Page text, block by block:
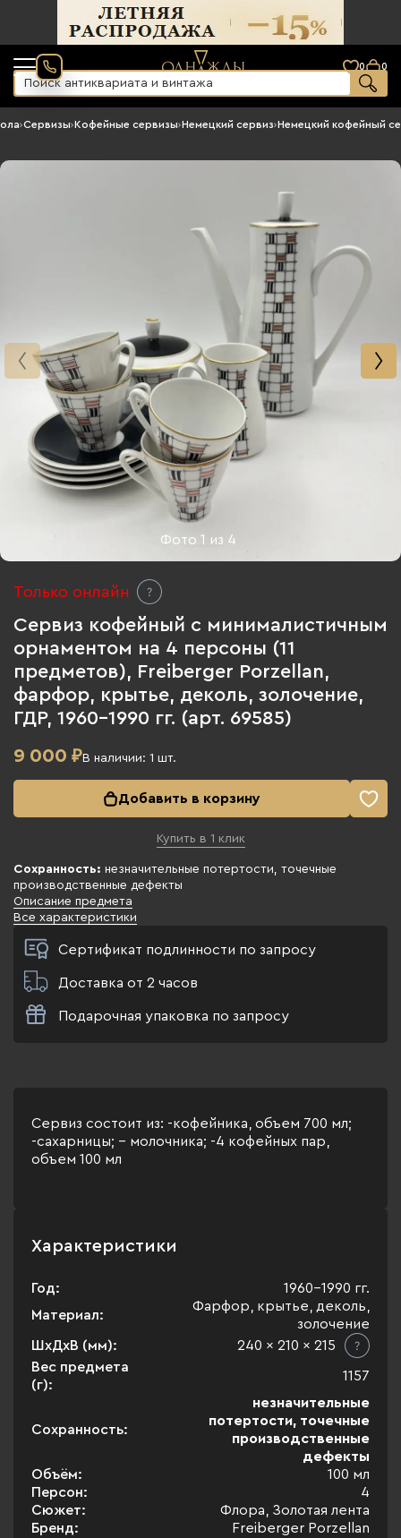
0 0
›Сервизы›Кофейные сервизы›Немецкий сервиз›Немецкий кофейный
Фото1 из 4
Только онлайн
Сервиз кофейный с минималистичным
орнаментом на 4 персоны (11
предметов), Freiberger Porzellan,
фарфор, крытье, деколь, золочение,
ГДР, 1960-1990 гг. (арт. 69585)
9 000 ₽В наличии: 1 шт.
Добавить в корзину
Купить в 1 клик
Сохранность: незначительные потертости, точечные
производственные дефекты
Описание предмета
Все характеристики
Сертификат подлинности по запросу
Доставка от 2 часов
Подарочная упаковка по запросу
Сервиз состоит из: -кофейника, объем 700 мл;
-сахарницы; - молочника; -4 кофейных пар,
объем 100 мл
Характеристики
Год:
1960-1990 гг.
Материал:
Фарфор, крытье, деколь,
золочение
ШхДхВ (мм):
240 x 210 x 215
Вес предмета
(г):
1157
Сохранность:
незначительные
потертости, точечные
производственные
дефекты
Объём:
100 мл
Персон:
4
Сюжет:
Флора, Золотая лента
Бренд:
Freiberger Porzellan